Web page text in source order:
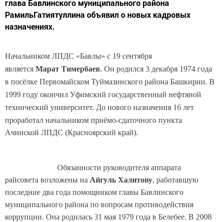
глава Бавлинского муниципального района
РамильГатиятуллина объявил о новых кадровых
назначениях.
Начальником ЛПДС «Бавлы» с 19 сентября
является Марат Тимербаев. Он родился 3 декабря 1974 года
в посёлке Первомайском Туймазинского района Башкирии. В
1999 году окончил Уфимский государственный нефтяной
технический университет. До нового назначения 16 лет
проработал начальником приёмо-сдаточного пункта
Ачинской ЛПДС (Красноярский край).
Обязанности руководителя аппарата
райсовета возложены на Айгуль Халитову, работавшую
последние два года помощником главы Бавлинского
муниципального района по вопросам противодействия
коррупции. Она родилась 31 мая 1979 года в Белебее. В 2008